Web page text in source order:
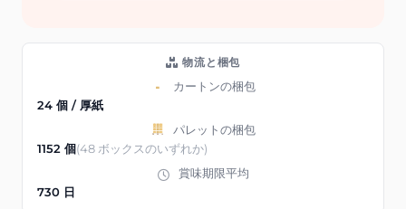
物流と梱包
カートンの梱包
24 個 / 厚紙
パレットの梱包
1152 個(48 ボックスのいずれか)
賞味期限平均
730 日